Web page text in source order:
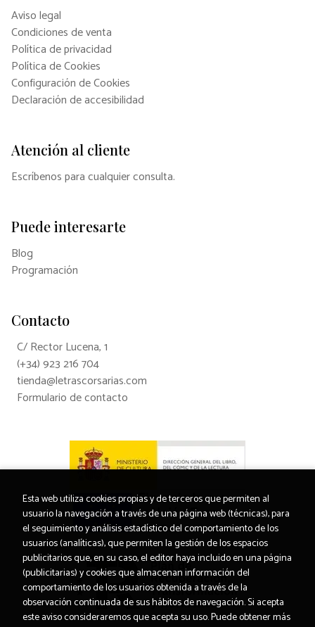
Aviso legal
Condiciones de venta
Política de privacidad
Política de Cookies
Configuración de Cookies
Declaración de accesibilidad
Atención al cliente
Escríbenos para cualquier consulta.
Puede interesarte
Blog
Programación
Contacto
C/ Rector Lucena, 1
(+34) 923 216 704
tienda@letrascorsarias.com
Formulario de contacto
Esta web utiliza cookies propias y de terceros que permiten al
usuario la navegación a través de una página web (técnicas), para
el seguimiento y análisis estadístico del comportamiento de los
usuarios (analíticas), que permiten la gestión de los espacios
publicitarios que, en su caso, el editor haya incluido en una página
(publicitarias) y cookies que almacenan información del
comportamiento de los usuarios obtenida a través de la
observación continuada de sus hábitos de navegación. Si acepta
este aviso consideraremos que acepta su uso. Puede obtener más